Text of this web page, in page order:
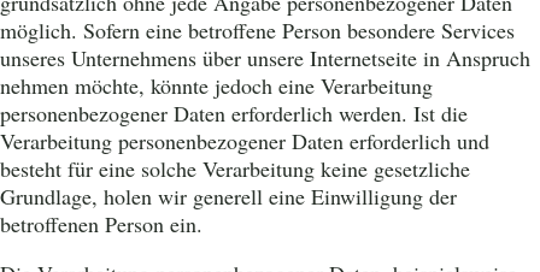
möglich. Sofern eine betroffene Person besondere Services
unseres Unternehmens über unsere Internetseite in Anspruch
nehmen möchte, könnte jedoch eine Verarbeitung
personenbezogener Daten erforderlich werden. Ist die
Verarbeitung personenbezogener Daten erforderlich und
besteht für eine solche Verarbeitung keine gesetzliche
Grundlage, holen wir generell eine Einwilligung der
betroffenen Person ein.